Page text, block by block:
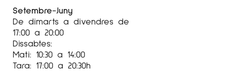
Setembre-Juny
De dimarts a divendres de
17:00 a 20:00
Dissabtes:
Mati: 10:30 a 14:00
Tara: 17:00 a 20:30h